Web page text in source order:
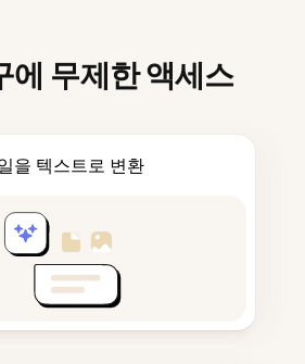
에 무제한 액세스
을 텍스트로 변환